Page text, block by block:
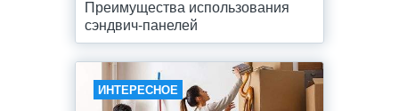
Преимущества использования
сэндвич-панелей
ИНТЕРЕСНОЕ